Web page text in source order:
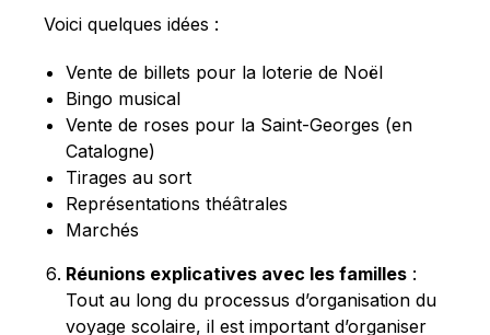
Voici quelques idées :
Vente de billets pour la loterie de Noël
Bingo musical
Vente de roses pour la Saint-Georges (en
Catalogne)
Tirages au sort
Représentations théâtrales
Marchés
Réunions explicatives avec les familles :
Tout au long du processus d’organisation du
voyage scolaire, il est important d’organiser